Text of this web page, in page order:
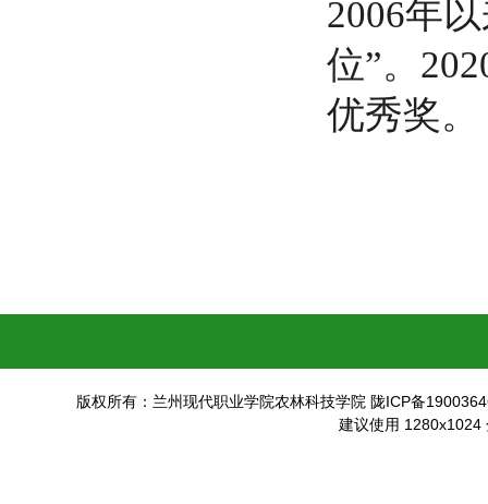
2006年
位”。
优秀奖。
版权所有：兰州现代职业学院农林科技学院 陇ICP备
建议使用